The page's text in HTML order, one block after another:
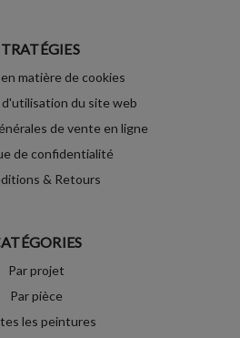
matière de cookies
du site web
de vente en ligne
de confidentialité
& Retours
Par projet
Par pièce
les peintures